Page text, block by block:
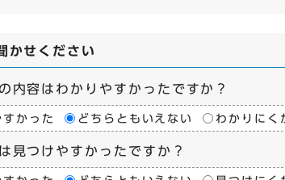
かせください
内容はわかりやすかったですか？
すかった どちらともいえない わかりにく
見つけやすかったですか？